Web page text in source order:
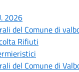
2026
del Comune di
Rifiuti
del Comune di